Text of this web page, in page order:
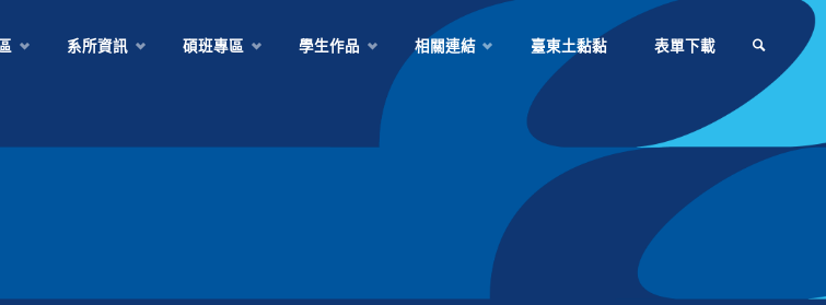
系所資訊 碩班專區 學生作品 相關連結 臺東土黏黏 表單下載